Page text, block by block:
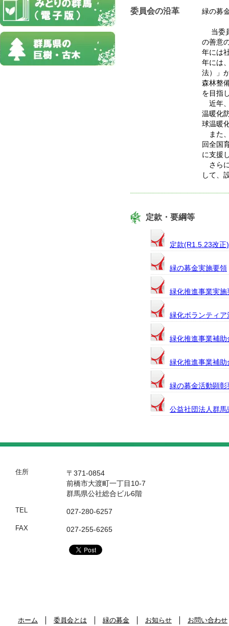
委員会の沿革 緑の募
当委
の善意
年には
年には
法）」
森林整
を目指
近年
温暖化
球温暖
また
回全国
に支援
さら
して、
定款・要綱等
定款(R1.5.23改正)
緑の募金実施要領
緑化推進事業実施
緑化ボランティ
緑化推進事業補助
緑化推進事業補
緑の募金活動顕彰
公益社団法人群
住所
〒371-0854
前橋市大渡町一丁目10-7
群馬県公社総合ビル6階
TEL 027-280-6257
FAX 027-255-6265
ホーム 委員会とは 緑の募金 お知らせ お問い合わせ